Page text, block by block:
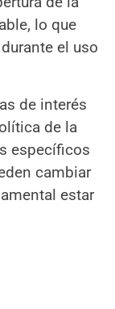
lo que
el uso
de interés
de la
específicos
cambiar
estar